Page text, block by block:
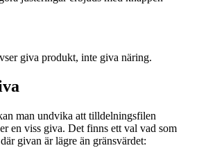
giva produkt, inte giva näring.
man undvika att tilldelningsfilen
en viss giva. Det finns ett val vad som
givan är lägre än gränsvärdet: